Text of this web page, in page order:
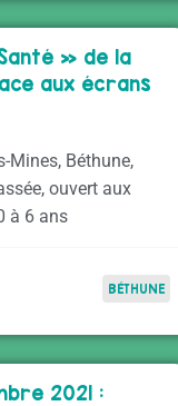
» de la
aux écrans
Mines, Béthune,
ouvert aux
à 6 ans
BÉTHUNE
2021 :